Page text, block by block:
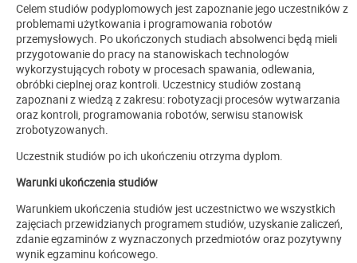
Celem studiów podyplomowych jest zapoznanie jego uczestników z
problemami użytkowania i programowania robotów
przemysłowych. Po ukończonych studiach absolwenci będą mieli
przygotowanie do pracy na stanowiskach technologów
wykorzystujących roboty w procesach spawania, odlewania,
obróbki cieplnej oraz kontroli. Uczestnicy studiów zostaną
zapoznani z wiedzą z zakresu: robotyzacji procesów wytwarzania
oraz kontroli, programowania robotów, serwisu stanowisk
zrobotyzowanych.
Uczestnik studiów po ich ukończeniu otrzyma dyplom.
Warunki ukończenia studiów
Warunkiem ukończenia studiów jest uczestnictwo we wszystkich
zajęciach przewidzianych programem studiów, uzyskanie zaliczeń,
zdanie egzaminów z wyznaczonych przedmiotów oraz pozytywny
wynik egzaminu końcowego.